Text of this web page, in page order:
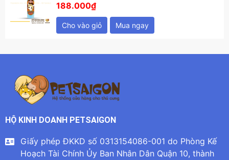
188.000₫
Cho vào giỏ Mua ngay
HỘ KINH DOANH PETSAIGON
Giấy phép ĐKKD số 0313154086-001 do Phòng Kế
Hoạch Tài Chính Ủy Ban Nhân Dân Quận 10, thành